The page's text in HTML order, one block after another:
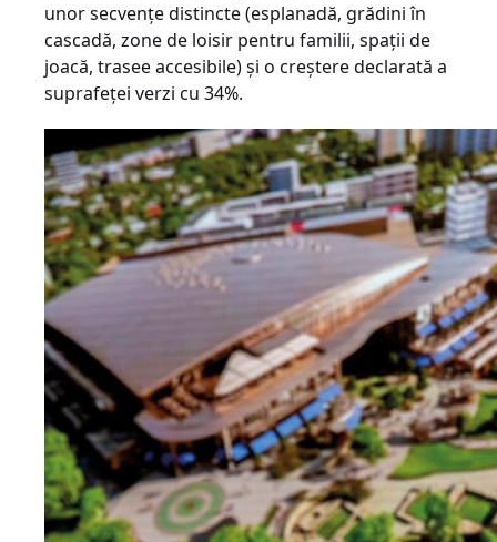
unor secvențe distincte (esplanadă, grădini în
cascadă, zone de loisir pentru familii, spații de
joacă, trasee accesibile) și o creștere declarată a
suprafeței verzi cu 34%.